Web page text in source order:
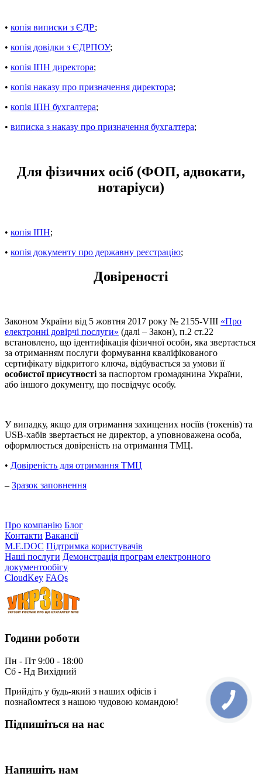
• копія виписки з ЄДР;
• копія довідки з ЄДРПОУ;
• копія ІПН директора;
• копія наказу про призначення директора;
• копія ІПН бухгалтера;
• виписка з наказу про призначення бухгалтера;
Для фізичних осіб (ФОП, адвокати,
нотаріуси)
• копія ІПН;
• копія документу про державну реєстрацію;
Довіреності
Законом України від 5 жовтня 2017 року № 2155-VIII «Про
електронні довірчі послуги» (далі – Закон), п.2 ст.22
встановлено, що ідентифікація фізичної особи, яка звертається
за отриманням послуги формування кваліфікованого
сертифікату відкритого ключа, відбувається за умови її
особистої присутності за паспортом громадянина України,
або іншого документу, що посвідчує особу.
У випадку, якщо для отримання захищених носіїв (токенів) та
USB-хабів звертається не директор, а уповноважена особа,
оформлюється довіреність на отримання ТМЦ.
• Довіреність для отримання ТМЦ
– Зразок заповнення
Про компанію Блог
Контакти Вакансії
M.E.DOC Підтримка користувачів
Наші послуги Демонстрація програм електронного
документообігу
CloudKey FAQs
Години роботи
Пн - Пт 9:00 - 18:00
Сб - Нд Вихідний
Прийдіть у будь-який з наших офісів і
познайомтеся з нашою чудовою командою!
Підпишіться на нас
Напишіть нам